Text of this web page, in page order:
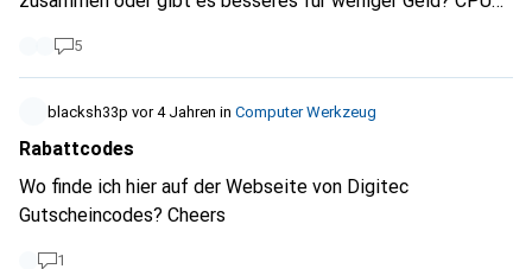
1 Budget ca. 2000Fr. ohne Zubehör und PC Nr. 2 ca. 1000Fr.
ohne Zubehör. Nr. 1https://www.digitec.ch/de... Nr. 2
https://www.digitec.ch/de... Vielen Dank für eure Hilfe
5
blacksh33p vor 4 Jahren in Computer Werkzeug
Rabattcodes
Wo finde ich hier auf der Webseite von Digitec
Gutscheincodes? Cheers
1